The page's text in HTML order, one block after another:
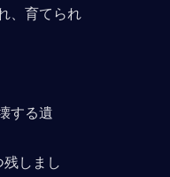
、育てられ
する遺
しまし